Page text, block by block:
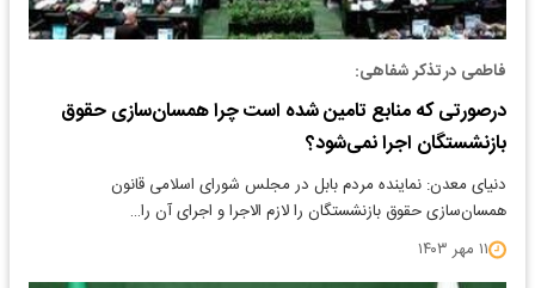
فاطمی در تذکر شفاهی:
درصورتی که منابع تامین شده است چرا همسان‌سازی حقوق
بازنشستگان اجرا نمی‌شود؟
دنیای معدن: نماینده مردم بابل در مجلس شورای اسلامی قانون
همسان‌سازی حقوق بازنشستگان را لازم الاجرا و اجرای آن را…
۱۱ مهر ۱۴۰۳